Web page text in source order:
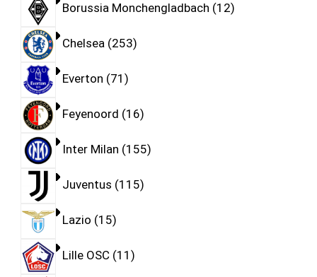
Borussia Monchengladbach 12
Chelsea 253
Everton 71
Feyenoord 16
Inter Milan 155
Juventus 115
Lazio 15
Lille OSC 11